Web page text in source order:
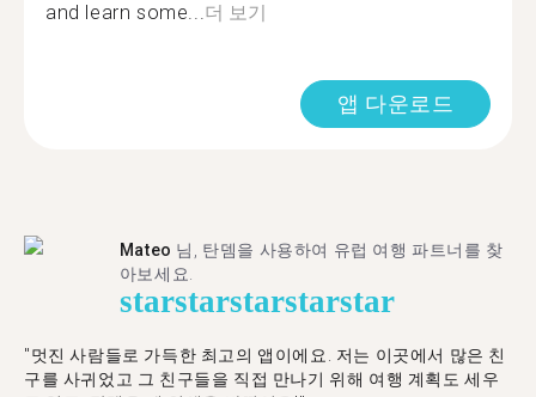
and learn some...더 보기
앱 다운로드
Mateo 님, 탄뎀을 사용하여 유럽 여행 파트너를 찾
아보세요.
starstarstarstarstar
"멋진 사람들로 가득한 최고의 앱이에요. 저는 이곳에서 많은 친
구를 사귀었고 그 친구들을 직접 만나기 위해 여행 계획도 세우